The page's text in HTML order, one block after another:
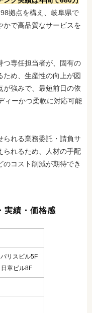
拠点を構え、岐阜県で
かで高品質なサービスを
つ専任担当者が、固有の
ため、生産性の向上が図
が強みで、最短前日の依
ィーかつ柔軟に対応可能
られる業務委託・請負サ
られるため、人材の手配
コスト削減が期待でき
実績・価格感
リスビル5F
章ビル8F